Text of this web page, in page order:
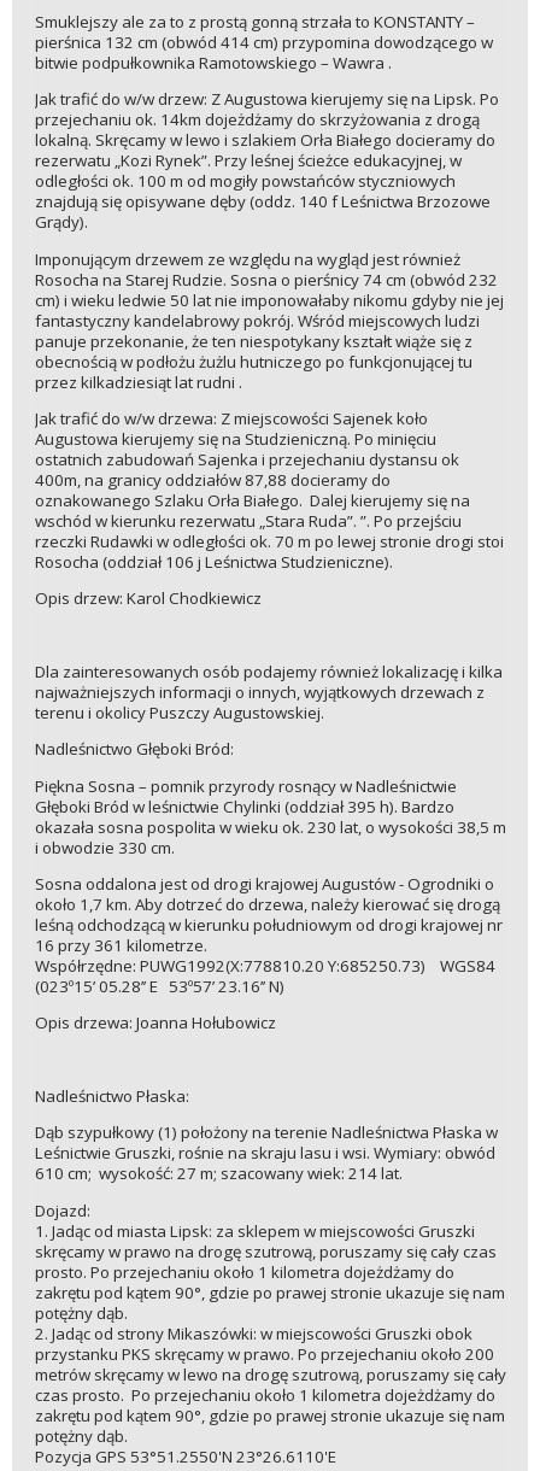
Smuklejszy ale za to z prostą gonną strzała to KONSTANTY –
pierśnica 132 cm (obwód 414 cm) przypomina dowodzącego w
bitwie podpułkownika Ramotowskiego – Wawra .
Jak trafić do w/w drzew: Z Augustowa kierujemy się na Lipsk. Po
przejechaniu ok. 14km dojeżdżamy do skrzyżowania z drogą
lokalną. Skręcamy w lewo i szlakiem Orła Białego docieramy do
rezerwatu „Kozi Rynek”. Przy leśnej ścieżce edukacyjnej, w
odległości ok. 100 m od mogiły powstańców styczniowych
znajdują się opisywane dęby (oddz. 140 f Leśnictwa Brzozowe
Grądy).
Imponującym drzewem ze względu na wygląd jest również
Rosocha na Starej Rudzie. Sosna o pierśnicy 74 cm (obwód 232
cm) i wieku ledwie 50 lat nie imponowałaby nikomu gdyby nie jej
fantastyczny kandelabrowy pokrój. Wśród miejscowych ludzi
panuje przekonanie, że ten niespotykany kształt wiąże się z
obecnością w podłożu żużlu hutniczego po funkcjonującej tu
przez kilkadziesiąt lat rudni .
Jak trafić do w/w drzewa: Z miejscowości Sajenek koło
Augustowa kierujemy się na Studzieniczną. Po minięciu
ostatnich zabudowań Sajenka i przejechaniu dystansu ok
400m, na granicy oddziałów 87,88 docieramy do
oznakowanego Szlaku Orła Białego. Dalej kierujemy się na
wschód w kierunku rezerwatu „Stara Ruda”. ”. Po przejściu
rzeczki Rudawki w odległości ok. 70 m po lewej stronie drogi stoi
Rosocha (oddział 106 j Leśnictwa Studzieniczne).
Opis drzew: Karol Chodkiewicz
Dla zainteresowanych osób podajemy również lokalizację i kilka
najważniejszych informacji o innych, wyjątkowych drzewach z
terenu i okolicy Puszczy Augustowskiej.
Nadleśnictwo Głęboki Bród:
Piękna Sosna – pomnik przyrody rosnący w Nadleśnictwie
Głęboki Bród w leśnictwie Chylinki (oddział 395 h). Bardzo
okazała sosna pospolita w wieku ok. 230 lat, o wysokości 38,5 m
i obwodzie 330 cm.
Sosna oddalona jest od drogi krajowej Augustów - Ogrodniki o
około 1,7 km. Aby dotrzeć do drzewa, należy kierować się drogą
leśną odchodzącą w kierunku południowym od drogi krajowej nr
16 przy 361 kilometrze.
Współrzędne: PUWG1992(X:778810.20 Y:685250.73) WGS84
(023º15’ 05.28’’ E 53º57’ 23.16’’ N)
Opis drzewa: Joanna Hołubowicz
Nadleśnictwo Płaska:
Dąb szypułkowy (1) położony na terenie Nadleśnictwa Płaska w
Leśnictwie Gruszki, rośnie na skraju lasu i wsi. Wymiary: obwód
610 cm; wysokość: 27 m; szacowany wiek: 214 lat.
Dojazd:
1. Jadąc od miasta Lipsk: za sklepem w miejscowości Gruszki
skręcamy w prawo na drogę szutrową, poruszamy się cały czas
prosto. Po przejechaniu około 1 kilometra dojeżdżamy do
zakrętu pod kątem 90°, gdzie po prawej stronie ukazuje się nam
potężny dąb.
2. Jadąc od strony Mikaszówki: w miejscowości Gruszki obok
przystanku PKS skręcamy w prawo. Po przejechaniu około 200
metrów skręcamy w lewo na drogę szutrową, poruszamy się cały
czas prosto. Po przejechaniu około 1 kilometra dojeżdżamy do
zakrętu pod kątem 90°, gdzie po prawej stronie ukazuje się nam
potężny dąb.
Pozycja GPS 53°51.2550'N 23°26.6110'E